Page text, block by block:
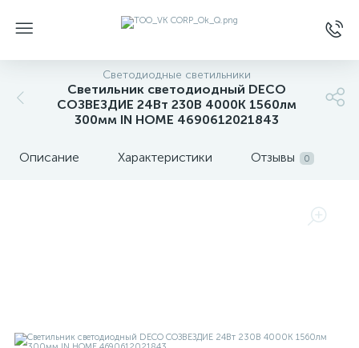
Светодиодные светильники
Светильник светодиодный DECO
СОЗВЕЗДИЕ 24Вт 230В 4000К 1560лм
300мм IN HOME 4690612021843
Описание Характеристики Отзывы 0